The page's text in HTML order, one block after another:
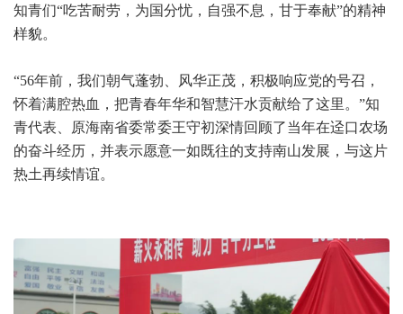
知青们“吃苦耐劳，为国分忧，自强不息，甘于奉献”的精神
样貌。
“56年前，我们朝气蓬勃、风华正茂，积极响应党的号召，
怀着满腔热血，把青春年华和智慧汗水贡献给了这里。”知
青代表、原海南省委常委王守初深情回顾了当年在迳口农场
的奋斗经历，并表示愿意一如既往的支持南山发展，与这片
热土再续情谊。